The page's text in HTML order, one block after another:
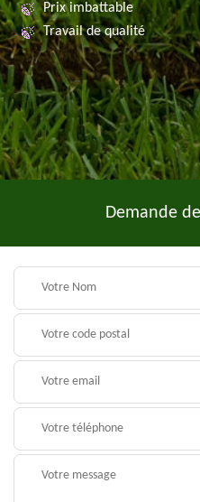
Prix imbattable
Travail de qualité
Demande